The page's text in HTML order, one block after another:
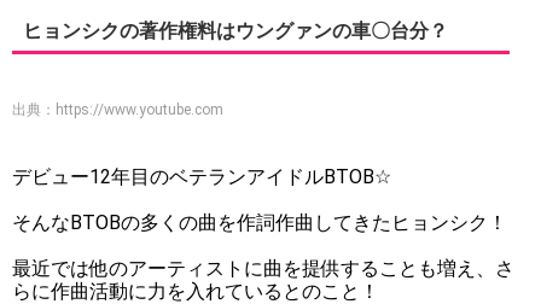
ヒョンシクの著作権料はウングァンの車〇台分？
出典： https://www.youtube.com
デビュー12年目のベテランアイドルBTOB☆
そんなBTOBの多くの曲を作詞作曲してきたヒョンシク！
最近では他のアーティストに曲を提供することも増え、さ
らに作曲活動に力を入れているとのこと！